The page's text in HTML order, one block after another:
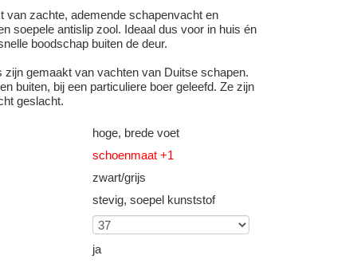
van zachte, ademende schapenvacht en
soepele antislip zool. Ideaal dus voor in huis én
boodschap buiten de deur.
zijn gemaakt van vachten van Duitse schapen.
buiten, bij een particuliere boer geleefd. Ze zijn
geslacht.
hoge, brede voet
schoenmaat +1
zwart/grijs
stevig, soepel kunststof
ja